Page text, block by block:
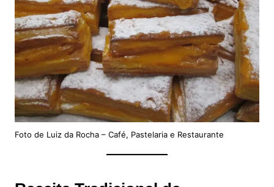
Foto de Luiz da Rocha – Café, Pastelaria e Restaurante